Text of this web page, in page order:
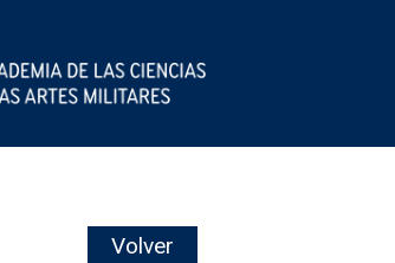
Volver